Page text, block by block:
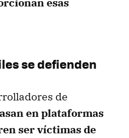
se defienden
de
en plataformas
ser víctimas de